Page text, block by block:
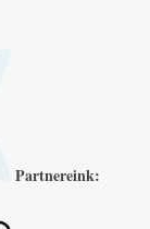
Partnereink: